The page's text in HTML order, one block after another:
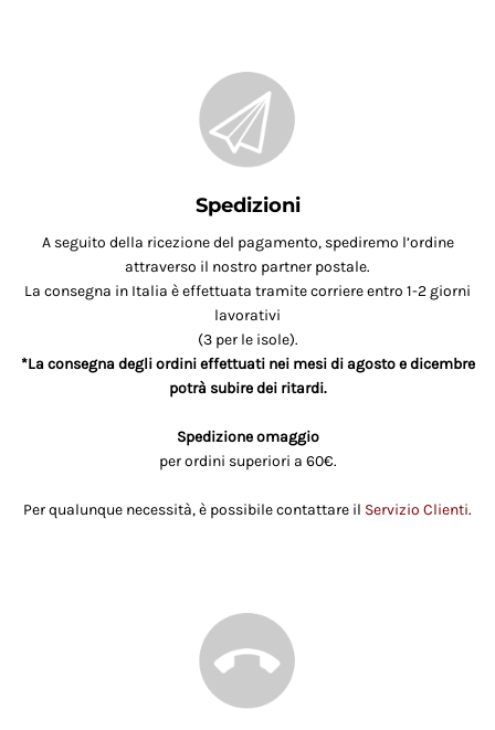
Spedizioni
A seguito della ricezione del pagamento, spediremo l’ordine
attraverso il nostro partner postale.
La consegna in Italia è effettuata tramite corriere entro 1-2 giorni
lavorativi
(3 per le isole).
*La consegna degli ordini effettuati nei mesi di agosto e dicembre
potrà subire dei ritardi.
Spedizione omaggio
per ordini superiori a 60€.
Per qualunque necessità, è possibile contattare il Servizio Clienti.